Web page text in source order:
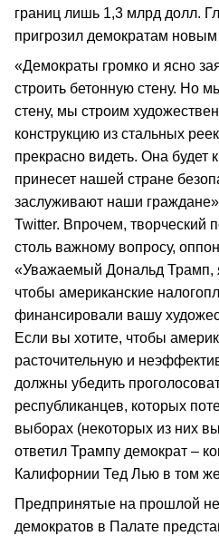
границ лишь 1,3 млрд долл.
пригрозил демократам
«Демократы громко и ясно
строить бетонную стену. Но
стену, мы строим
конструкцию из стальных
прекрасно видеть. Она будет
принесет нашей стране
заслуживают наши
Twitter. Впрочем, творческий
столь важному вопросу,
«Уважаемый Дональд Трамп,
чтобы американские
финансировали вашу
Если вы хотите, чтобы
расточительную и
должны убедить
республиканцев, которых
выборах (некоторых из них
ответил Трампу демократ –
Калифорнии Тед Лью в том
Предпринятые на прошлой
демократов в Палате